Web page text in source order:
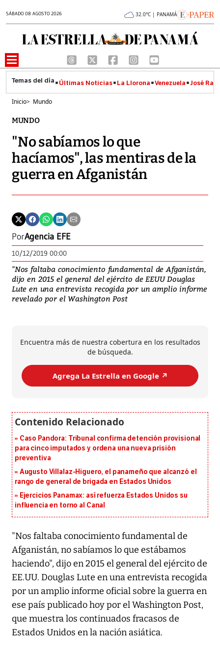
SÁBADO 08 AGOSTO 2026 32.0°C | PANAMÁ
Últimas Noticias La Llorona Venezuela José
Inicio> Mundo
MUNDO
"No sabíamos lo que
hacíamos", las mentiras de la
guerra en Afganistán
PorAgencia EFE
10/12/2019 00:00
"Nos faltaba conocimiento fundamental de Afganistán,
dijo en 2015 el general del ejército de EEUU Douglas
Lute en una entrevista recogida por un amplio informe
revelado por el Washington Post
Encuentra más de nuestra cobertura en los resultados
de búsqueda.
Agrega La Estrella en Google ↗️
Caso Pandora: Tribunal confirma detención provisional
para cinco imputados y ordena una nueva prisión
preventiva
Augusto Villalaz-Higuero, el panameño que alcanzó el
rango de general de brigada en Estados Unidos
Ejercicios Panamax: así refuerza Estados Unidos su
influencia en torno al Canal
"Nos faltaba conocimiento fundamental de
Afganistán, no sabíamos lo que estábamos
haciendo", dijo en 2015 el general del ejército de
EE.UU. Douglas Lute en una entrevista recogida
por un amplio informe oficial sobre la guerra en
ese país publicado hoy por el Washington Post,
que muestra los continuados fracasos de
Estados Unidos en la nación asiática.